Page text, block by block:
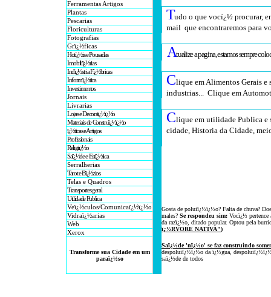
Ferramentas Artigos
Plantas
Pescarias
Floriculturas
Fotografias
Grï¿½ficas
Hotï¿½is e Pousadas
Imobiliï¿½rias
Indï¿½stria Fï¿½bricas
Informï¿½tica
Investimentos
Jornais
Livrarias
Lojas e Decoraï¿½ï¿½o
Materiais de Construï¿½ï¿½o
ï¿½ticas e Artigos
Profissionais
Religiï¿½o
Saï¿½de e Estï¿½tica
Serralherias
Tarot e Bï¿½zios
Telas e Quadros
Transportes geral
Utilidade Publica
Veï¿½culos/Comunicaï¿½ï¿½o
Vidraï¿½arias
Web
Xerox
Transforme sua Cidade em um
paraï¿½so
Tudo o que vocï¿½ procurar,
mail que encontraremos para
Atualize a pagina, estamos sempre
Clique em Alimentos Gerais e
industrias... Clique em
Clique em utilidade Publica
cidade, Historia da Cidade,
Gosta de poluiï¿½ï¿½o? Falta de chuva?
males? Se respondeu sim: Vocï¿½
da razï¿½o, ditado popular. Optou pela
ï¿½RVORE NATIVA")
Saï¿½de 'nï¿½o' se faz construindo
despoluiï¿½ï¿½o da ï¿½gua,
saï¿½de de todos